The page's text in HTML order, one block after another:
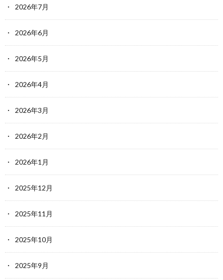
2026年7月
2026年6月
2026年5月
2026年4月
2026年3月
2026年2月
2026年1月
2025年12月
2025年11月
2025年10月
2025年9月